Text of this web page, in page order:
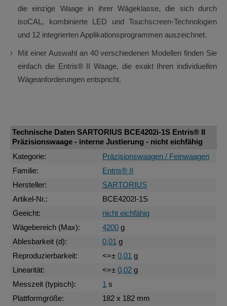
die einzige Waage in ihrer Wägeklasse, die sich durch
isoCAL, kombinierte LED und Touchscreen-Technologien
und 12 integrierten Applikationsprogrammen auszeichnet.
Mit einer Auswahl an 40 verschiedenen Modellen finden Sie
einfach die Entris® II Waage, die exakt Ihren individuellen
Wägeanforderungen entspricht.
Technische Daten SARTORIUS BCE4202i-1S Entris® II
Präzisionswaage - interne Justierung - nicht eichfähig
Kategorie:
Präzisionswaagen / Feinwaagen
Familie:
Entris® II
Hersteller:
SARTORIUS
Artikel-Nr.:
BCE4202I-1S
Geeicht:
nicht eichfähig
Wägebereich (Max):
4200 g
Ablesbarkeit (d):
0,01 g
Reproduzierbarkeit:
<=±0,01 g
Linearität:
<=±0,02 g
Messzeit (typisch):
1 s
Plattformgröße:
182 x 182 mm